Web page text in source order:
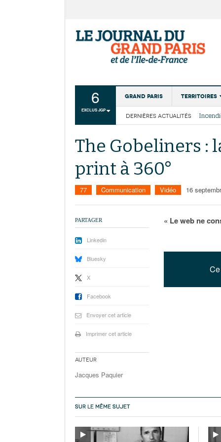
6
EXCLUS JGP
Grand Paris Territoires
Institutions
DERNIÈRES ACTUALITÉS
La
The Gobeliners :
print à 360°
77 Communication Vidéo 16
« Le web ne
PARTAGER
Linkedin
Bluesky
X
Facebook
Envoyer cet article
Imprimer cet article
Auteur
Jacques Paquier
SUR LE MÊME SUJET